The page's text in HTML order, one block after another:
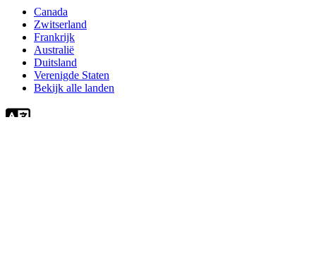
Canada
Zwitserland
Frankrijk
Australië
Duitsland
Verenigde Staten
Bekijk alle landen